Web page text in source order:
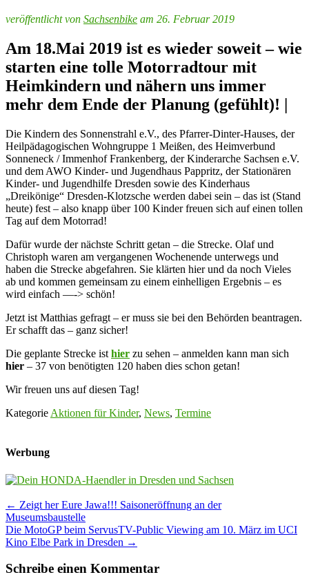
veröffentlicht von Sachsenbike am 26. Februar 2019
Am 18.Mai 2019 ist es wieder soweit – wie
starten eine tolle Motorradtour mit
Heimkindern und nähern uns immer
mehr dem Ende der Planung (gefühlt)! |
Die Kindern des Sonnenstrahl e.V., des Pfarrer-Dinter-Hauses, der
Heilpädagogischen Wohngruppe 1 Meißen, des Heimverbund
Sonneneck / Immenhof Frankenberg, der Kinderarche Sachsen e.V.
und dem AWO Kinder- und Jugendhaus Pappritz, der Stationären
Kinder- und Jugendhilfe Dresden sowie des Kinderhaus
„Dreikönige“ Dresden-Klotzsche werden dabei sein – das ist (Stand
heute) fest – also knapp über 100 Kinder freuen sich auf einen tollen
Tag auf dem Motorrad!
Dafür wurde der nächste Schritt getan – die Strecke. Olaf und
Christoph waren am vergangenen Wochenende unterwegs und
haben die Strecke abgefahren. Sie klärten hier und da noch Vieles
ab und kommen gemeinsam zu einem einhelligen Ergebnis – es
wird einfach —-> schön!
Jetzt ist Matthias gefragt – er muss sie bei den Behörden beantragen.
Er schafft das – ganz sicher!
Die geplante Strecke ist hier zu sehen – anmelden kann man sich
hier – 37 von benötigten 120 haben dies schon getan!
Wir freuen uns auf diesen Tag!
Kategorie Aktionen für Kinder, News, Termine
Werbung
Post
navigation
← Zeigt her Eure Jawa!!! Saisoneröffnung an der
Museumsbaustelle
Die MotoGP beim ServusTV-Public Viewing am 10. März im UCI
Kino Elbe Park in Dresden →
Schreibe einen Kommentar